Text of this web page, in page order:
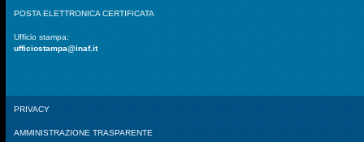
POSTA ELETTRONICA CERTIFICATA
Ufficio stampa:
ufficiostampa@inaf.it
PRIVACY
AMMINISTRAZIONE TRASPARENTE